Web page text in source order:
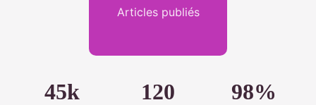
Articles publiés
45k 120 98%